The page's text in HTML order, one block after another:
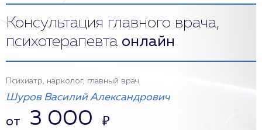
Консультация главного врача,
психотерапевта онлайн
Психиатр, нарколог, главный врач
Шуров Василий Александрович
от 3 000 ₽